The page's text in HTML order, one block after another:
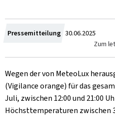
Pressemitteilung Zum
30.06.2025
Zum
Wegen der von MeteoLux
(Vigilance orange) für das
Juli, zwischen 12:00 und 21:00
Höchsttemperaturen zwischen